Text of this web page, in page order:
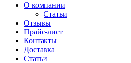
О компании
Статьи
Отзывы
Прайс-лист
Контакты
Доставка
Статьи